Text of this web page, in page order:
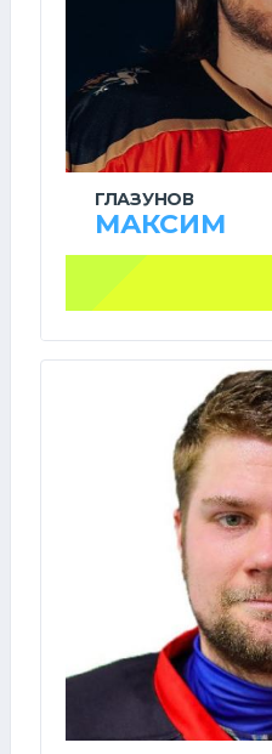
ГЛАЗУНОВ
МАКСИМ